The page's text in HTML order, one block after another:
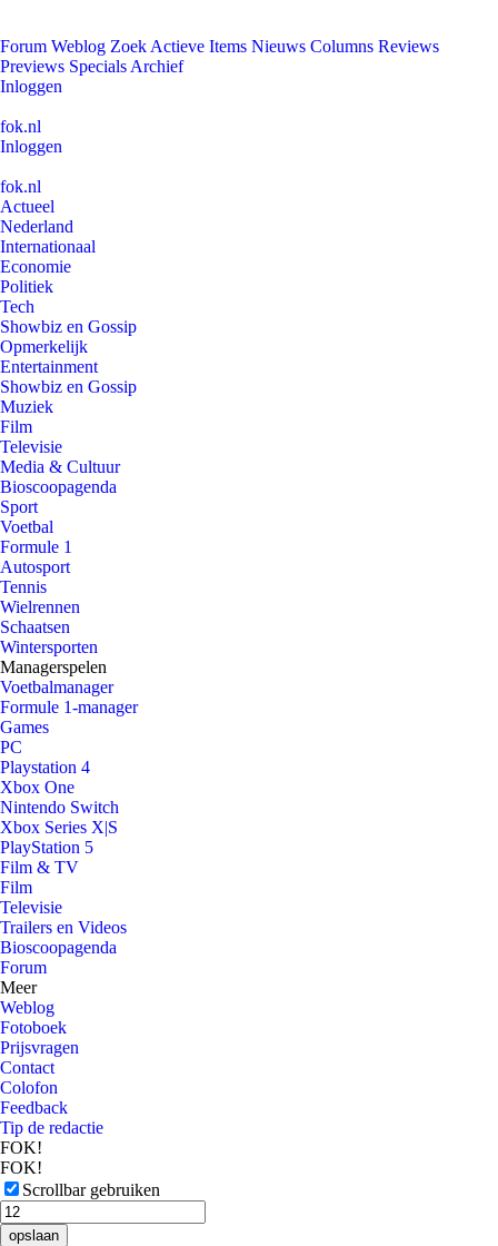
Forum Weblog Zoek Actieve Items Nieuws Columns Reviews
Previews Specials Archief
Inloggen
fok.nl
Inloggen
fok.nl
Actueel
Nederland
Internationaal
Economie
Politiek
Tech
Showbiz en Gossip
Opmerkelijk
Entertainment
Showbiz en Gossip
Muziek
Film
Televisie
Media & Cultuur
Bioscoopagenda
Sport
Voetbal
Formule 1
Autosport
Tennis
Wielrennen
Schaatsen
Wintersporten
Managerspelen
Voetbalmanager
Formule 1-manager
Games
PC
Playstation 4
Xbox One
Nintendo Switch
Xbox Series X|S
PlayStation 5
Film & TV
Film
Televisie
Trailers en Videos
Bioscoopagenda
Forum
Meer
Weblog
Fotoboek
Prijsvragen
Contact
Colofon
Feedback
Tip de redactie
FOK!
FOK!
Scrollbar gebruiken
opslaan